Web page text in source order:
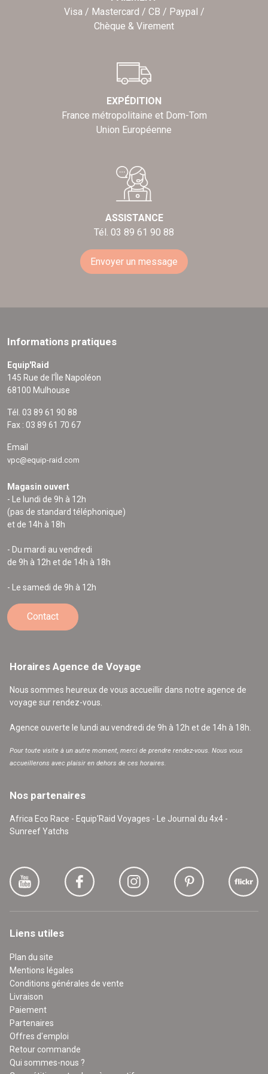
Visa / Mastercard / CB / Paypal /
Chèque & Virement
EXPÉDITION
France métropolitaine et Dom-Tom
Union Européenne
ASSISTANCE
Tél. 03 89 61 90 88
Envoyer un message
Informations pratiques
Equip'Raid
145 Rue de l'Île Napoléon
68100 Mulhouse
Tél. 03 89 61 90 88
Fax : 03 89 61 70 67
Email
vpc@equip-raid.com
Magasin ouvert
- Le lundi de 9h à 12h
(pas de standard téléphonique)
et de 14h à 18h
- Du mardi au vendredi
de 9h à 12h et de 14h à 18h
- Le samedi de 9h à 12h
Contact
Horaires Agence de Voyage
Nous sommes heureux de vous accueillir dans notre agence de
voyage sur rendez-vous.
Agence ouverte le lundi au vendredi de 9h à 12h et de 14h à 18h.
Pour toute visite à un autre moment, merci de prendre rendez-vous. Nous vous
accueillerons avec plaisir en dehors de ces horaires.
Nos partenaires
Africa Eco Race - Equip'Raid Voyages - Le Journal du 4x4 -
Sunreef Yatchs
Liens utiles
Plan du site
Mentions légales
Conditions générales de vente
Livraison
Paiement
Partenaires
Offres d'emploi
Retour commande
Qui sommes-nous ?